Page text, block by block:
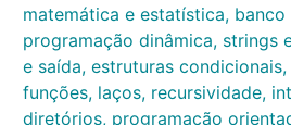
matemática e estatística, banco
programação dinâmica, strings
e saída, estruturas
funções, laços, recursividade,
diretórios, programação